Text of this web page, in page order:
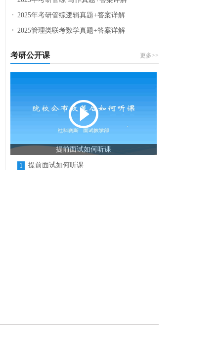
2025年考研管综逻辑真题+答案详解
2025管理类联考数学真题+答案详解
考研公开课 更多>>
提前面试如何听课
1 提前面试如何听课